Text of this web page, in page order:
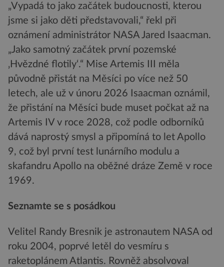
„Vypadá to jako začátek budoucnosti, kterou
jsme si jako děti představovali,“ řekl při
oznámení administrátor NASA Jared Isaacman.
„Jako samotný začátek první pozemské
‚Hvězdné flotily‘.“ Mise Artemis III měla
původně přistát na Měsíci po více než 50
letech, ale už v únoru 2026 Isaacman oznámil,
že přistání na Měsíci bude muset počkat až na
Artemis IV v roce 2028, což podle odborníků
dává naprostý smysl a připomíná to let Apollo
9, což byl první test lunárního modulu a
skafandru Apollo na oběžné dráze Země v roce
1969.
Seznamte se s posádkou
Velitel Randy Bresnik je astronautem NASA od
roku 2004, poprvé letěl do vesmíru s
raketoplánem Atlantis. Rovněž absolvoval